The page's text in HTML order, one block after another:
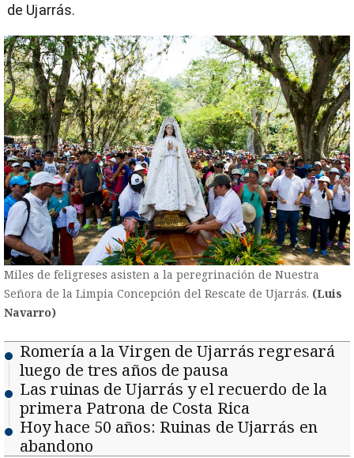
de Ujarrás.
Miles de feligreses asisten a la peregrinación de Nuestra
Señora de la Limpia Concepción del Rescate de Ujarrás. (Luis
Navarro)
Romería a la Virgen de Ujarrás regresará
luego de tres años de pausa
Las ruinas de Ujarrás y el recuerdo de la
primera Patrona de Costa Rica
Hoy hace 50 años: Ruinas de Ujarrás en
abandono